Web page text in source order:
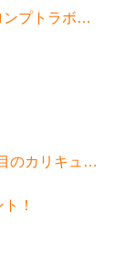
プトラボ始
のカリキュラ
！